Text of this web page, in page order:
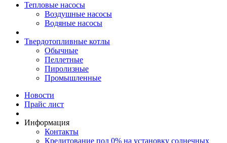
Тепловые насосы
Воздушные насосы
Водяные насосы
Твердотопливные котлы
Обычные
Пеллетные
Пиролизные
Промышленные
Новости
Прайс лист
Информация
Контакты
Кредитование под 0% на установку солнечных